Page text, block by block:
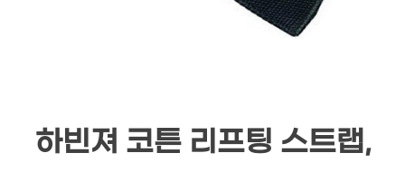
하빈져 코튼 리프팅 스트랩,